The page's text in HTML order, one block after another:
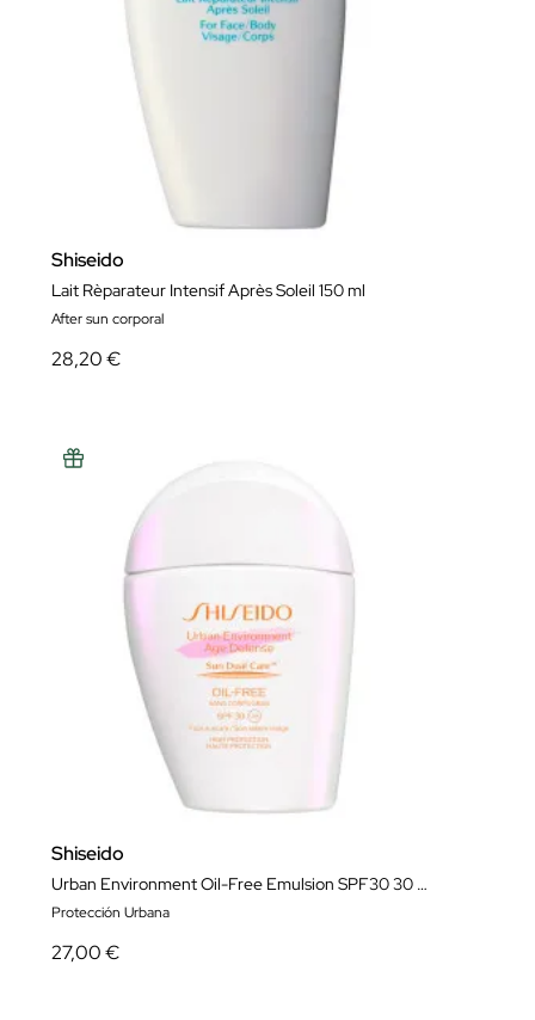
Shiseido
Lait Rèparateur Intensif Après Soleil 150 ml
After sun corporal
28,20 €
Shiseido
Urban Environment Oil-Free Emulsion SPF30 30 ml
Protección Urbana
27,00 €